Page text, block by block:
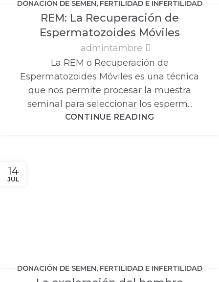
DONACIÓN DE SEMEN, FERTILIDAD E INFERTILIDAD
MASCULINA
REM: La Recuperación de
Espermatozoides Móviles
admintambre
La REM o Recuperación de
Espermatozoides Móviles es una técnica
que nos permite procesar la muestra
seminal para seleccionar los esperm...
CONTINUE READING
14
JUL
DONACIÓN DE SEMEN, FERTILIDAD E INFERTILIDAD